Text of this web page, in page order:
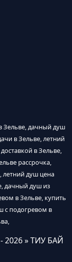
Зельве, дачный душ
в Зельве, летний
в Зельве,
рассрочка,
летний душ цена
дачный душ из
в Зельве, купить
с подогревом в
2026 » ТИУ БАЙ